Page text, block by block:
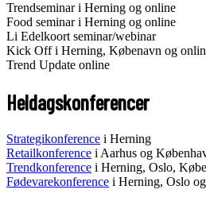
Trendseminar i Herning og online
Food seminar i Herning og online
Li Edelkoort seminar/webinar
Kick Off i Herning, Købenavn og
Trend Update online
Heldagskonferencer
Strategikonference i Herning
Retailkonference i Aarhus og
Trendkonference i Herning, Oslo,
Fødevarekonference i Herning, Oslo